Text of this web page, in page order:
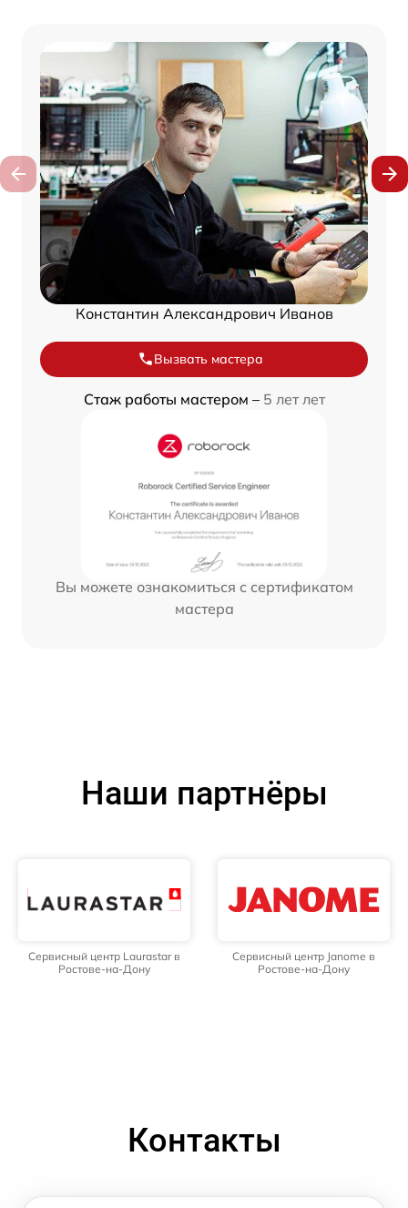
Константин Александрович Иванов
Вызвать мастера
Стаж работы мастером – 5 лет лет
Вы можете ознакомиться с сертификатом
мастера
Наши партнёры
Сервисный центр Laurastar в
Ростове-на-Дону
Сервисный центр Janome в
Ростове-на-Дону
Контакты